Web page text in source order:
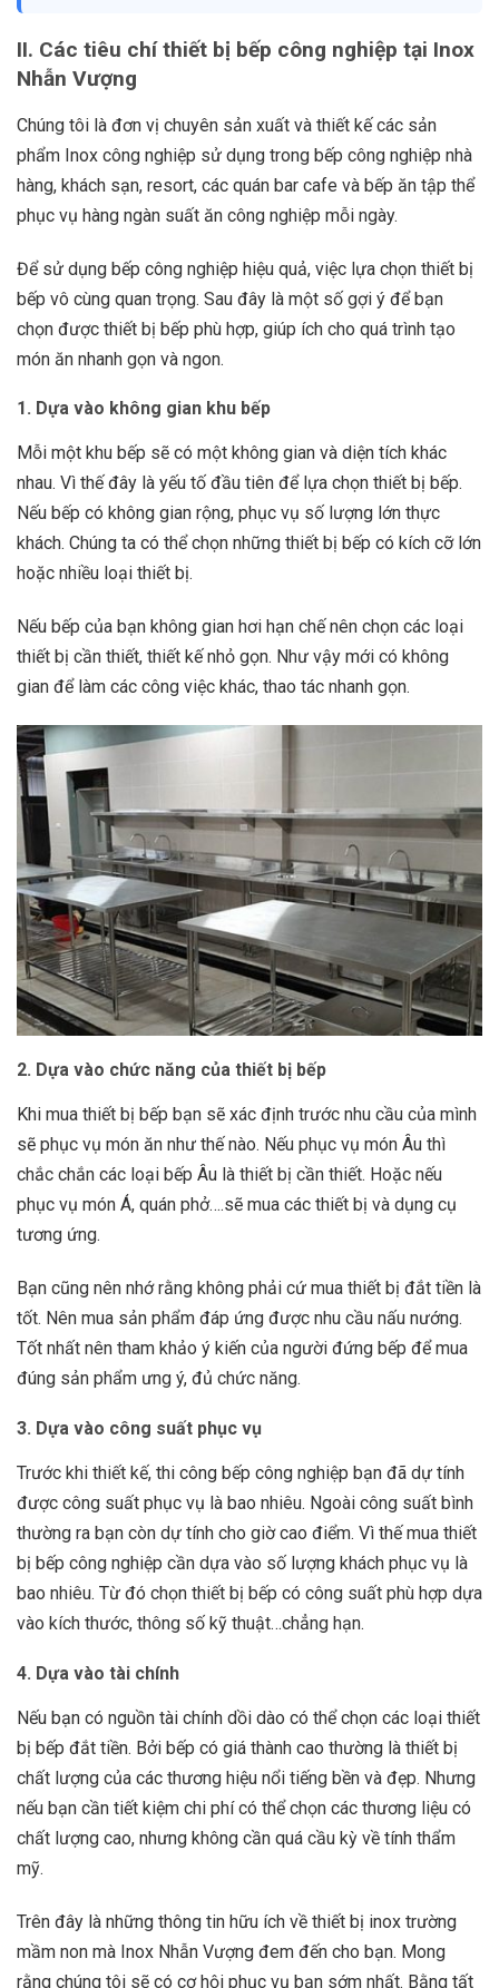
II. Các tiêu chí thiết bị bếp công nghiệp tại Inox
Nhẫn Vượng
Chúng tôi là đơn vị chuyên sản xuất và thiết kế các sản
phẩm Inox công nghiệp sử dụng trong bếp công nghiệp nhà
hàng, khách sạn, resort, các quán bar cafe và bếp ăn tập thể
phục vụ hàng ngàn suất ăn công nghiệp mỗi ngày.
Để sử dụng bếp công nghiệp hiệu quả, việc lựa chọn thiết bị
bếp vô cùng quan trọng. Sau đây là một số gợi ý để bạn
chọn được thiết bị bếp phù hợp, giúp ích cho quá trình tạo
món ăn nhanh gọn và ngon.
1. Dựa vào không gian khu bếp
Mỗi một khu bếp sẽ có một không gian và diện tích khác
nhau. Vì thế đây là yếu tố đầu tiên để lựa chọn thiết bị bếp.
Nếu bếp có không gian rộng, phục vụ số lượng lớn thực
khách. Chúng ta có thể chọn những thiết bị bếp có kích cỡ lớn
hoặc nhiều loại thiết bị.
Nếu bếp của bạn không gian hơi hạn chế nên chọn các loại
thiết bị cần thiết, thiết kế nhỏ gọn. Như vậy mới có không
gian để làm các công việc khác, thao tác nhanh gọn.
2. Dựa vào chức năng của thiết bị bếp
Khi mua thiết bị bếp bạn sẽ xác định trước nhu cầu của mình
sẽ phục vụ món ăn như thế nào. Nếu phục vụ món Âu thì
chắc chắn các loại bếp Âu là thiết bị cần thiết. Hoặc nếu
phục vụ món Á, quán phở….sẽ mua các thiết bị và dụng cụ
tương ứng.
Bạn cũng nên nhớ rằng không phải cứ mua thiết bị đắt tiền là
tốt. Nên mua sản phẩm đáp ứng được nhu cầu nấu nướng.
Tốt nhất nên tham khảo ý kiến của người đứng bếp để mua
đúng sản phẩm ưng ý, đủ chức năng.
3. Dựa vào công suất phục vụ
Trước khi thiết kế, thi công bếp công nghiệp bạn đã dự tính
được công suất phục vụ là bao nhiêu. Ngoài công suất bình
thường ra bạn còn dự tính cho giờ cao điểm. Vì thế mua thiết
bị bếp công nghiệp cần dựa vào số lượng khách phục vụ là
bao nhiêu. Từ đó chọn thiết bị bếp có công suất phù hợp dựa
vào kích thước, thông số kỹ thuật…chẳng hạn.
4. Dựa vào tài chính
Nếu bạn có nguồn tài chính dồi dào có thể chọn các loại thiết
bị bếp đắt tiền. Bởi bếp có giá thành cao thường là thiết bị
chất lượng của các thương hiệu nổi tiếng bền và đẹp. Nhưng
nếu bạn cần tiết kiệm chi phí có thể chọn các thương liệu có
chất lượng cao, nhưng không cần quá cầu kỳ về tính thẩm
mỹ.
Trên đây là những thông tin hữu ích về thiết bị inox trường
mầm non mà Inox Nhẫn Vượng đem đến cho bạn. Mong
rằng chúng tôi sẽ có cơ hội phục vụ bạn sớm nhất. Bằng tất